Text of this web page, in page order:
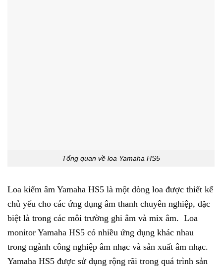
Tổng quan về loa Yamaha HS5
Loa kiểm âm Yamaha HS5 là một dòng loa được thiết kế
chủ yếu cho các ứng dụng âm thanh chuyên nghiệp, đặc
biệt là trong các môi trường ghi âm và mix âm. Loa
monitor Yamaha HS5 có nhiều ứng dụng khác nhau
trong ngành công nghiệp âm nhạc và sản xuất âm nhạc.
Yamaha HS5 được sử dụng rộng rãi trong quá trình sản